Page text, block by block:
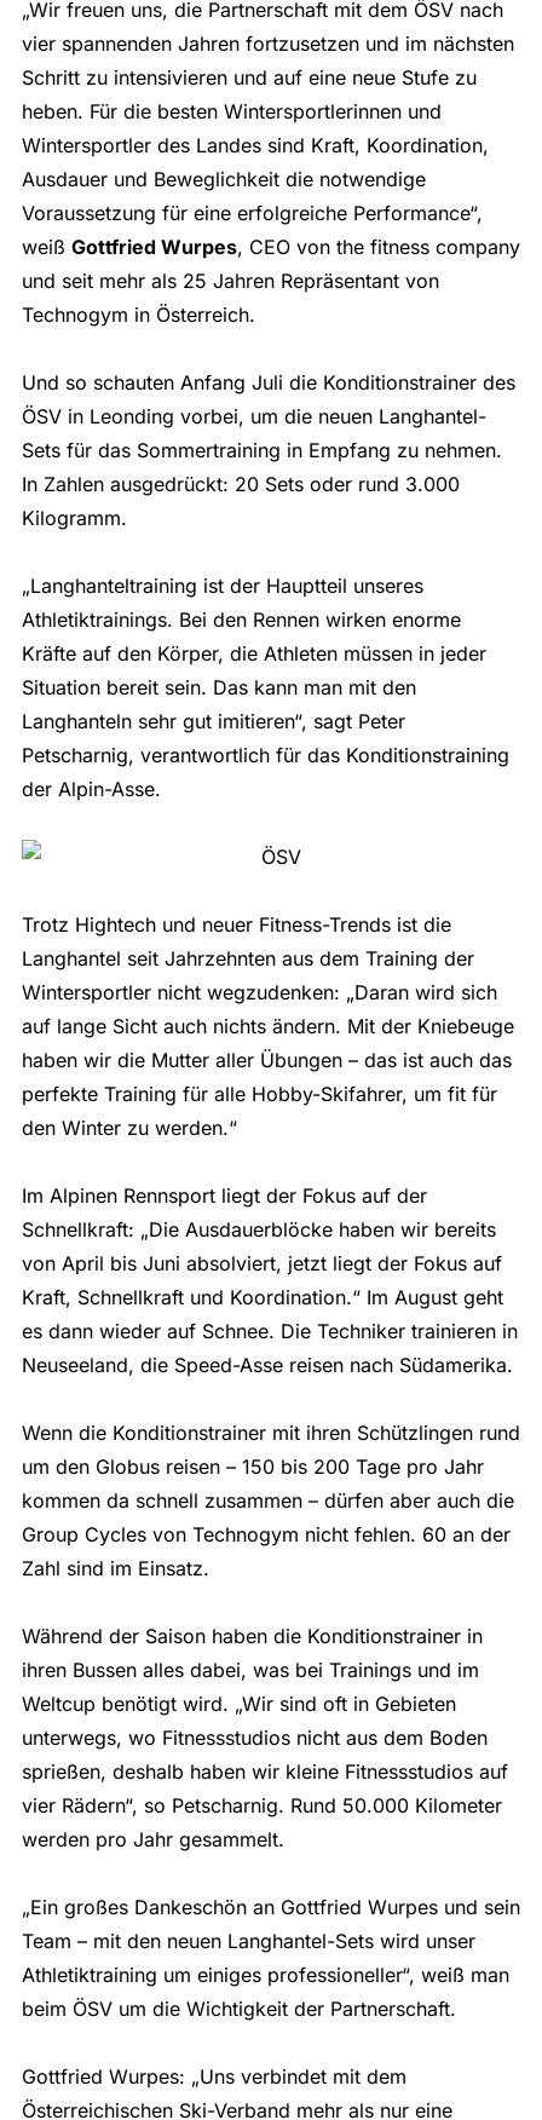
„Wir freuen uns, die Partnerschaft mit dem ÖSV nach
vier spannenden Jahren fortzusetzen und im nächsten
Schritt zu intensivieren und auf eine neue Stufe zu
heben. Für die besten Wintersportlerinnen und
Wintersportler des Landes sind Kraft, Koordination,
Ausdauer und Beweglichkeit die notwendige
Voraussetzung für eine erfolgreiche Performance“,
weiß Gottfried Wurpes, CEO von the fitness company
und seit mehr als 25 Jahren Repräsentant von
Technogym in Österreich.
Und so schauten Anfang Juli die Konditionstrainer des
ÖSV in Leonding vorbei, um die neuen Langhantel-
Sets für das Sommertraining in Empfang zu nehmen.
In Zahlen ausgedrückt: 20 Sets oder rund 3.000
Kilogramm.
„Langhanteltraining ist der Hauptteil unseres
Athletiktrainings. Bei den Rennen wirken enorme
Kräfte auf den Körper, die Athleten müssen in jeder
Situation bereit sein. Das kann man mit den
Langhanteln sehr gut imitieren“, sagt Peter
Petscharnig, verantwortlich für das Konditionstraining
der Alpin-Asse.
Trotz Hightech und neuer Fitness-Trends ist die
Langhantel seit Jahrzehnten aus dem Training der
Wintersportler nicht wegzudenken: „Daran wird sich
auf lange Sicht auch nichts ändern. Mit der Kniebeuge
haben wir die Mutter aller Übungen – das ist auch das
perfekte Training für alle Hobby-Skifahrer, um fit für
den Winter zu werden.“
Im Alpinen Rennsport liegt der Fokus auf der
Schnellkraft: „Die Ausdauerblöcke haben wir bereits
von April bis Juni absolviert, jetzt liegt der Fokus auf
Kraft, Schnellkraft und Koordination.“ Im August geht
es dann wieder auf Schnee. Die Techniker trainieren in
Neuseeland, die Speed-Asse reisen nach Südamerika.
Wenn die Konditionstrainer mit ihren Schützlingen rund
um den Globus reisen – 150 bis 200 Tage pro Jahr
kommen da schnell zusammen – dürfen aber auch die
Group Cycles von Technogym nicht fehlen. 60 an der
Zahl sind im Einsatz.
Während der Saison haben die Konditionstrainer in
ihren Bussen alles dabei, was bei Trainings und im
Weltcup benötigt wird. „Wir sind oft in Gebieten
unterwegs, wo Fitnessstudios nicht aus dem Boden
sprießen, deshalb haben wir kleine Fitnessstudios auf
vier Rädern“, so Petscharnig. Rund 50.000 Kilometer
werden pro Jahr gesammelt.
„Ein großes Dankeschön an Gottfried Wurpes und sein
Team – mit den neuen Langhantel-Sets wird unser
Athletiktraining um einiges professioneller“, weiß man
beim ÖSV um die Wichtigkeit der Partnerschaft.
Gottfried Wurpes: „Uns verbindet mit dem
Österreichischen Ski-Verband mehr als nur eine